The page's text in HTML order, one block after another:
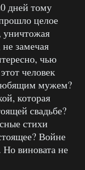
дней тому
целое
уничтожая
замечая
чью
человек
мужем?
которая
свадьбе?
стихи
Войне
Но виновата не